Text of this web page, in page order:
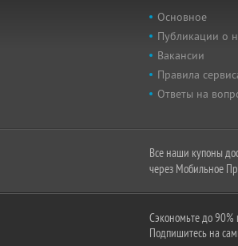
Основное
Публикации о
Вакансии
Правила
Ответы на
Все наши купоны
через Мобильное
Сэкономьте до
Подпишитесь на